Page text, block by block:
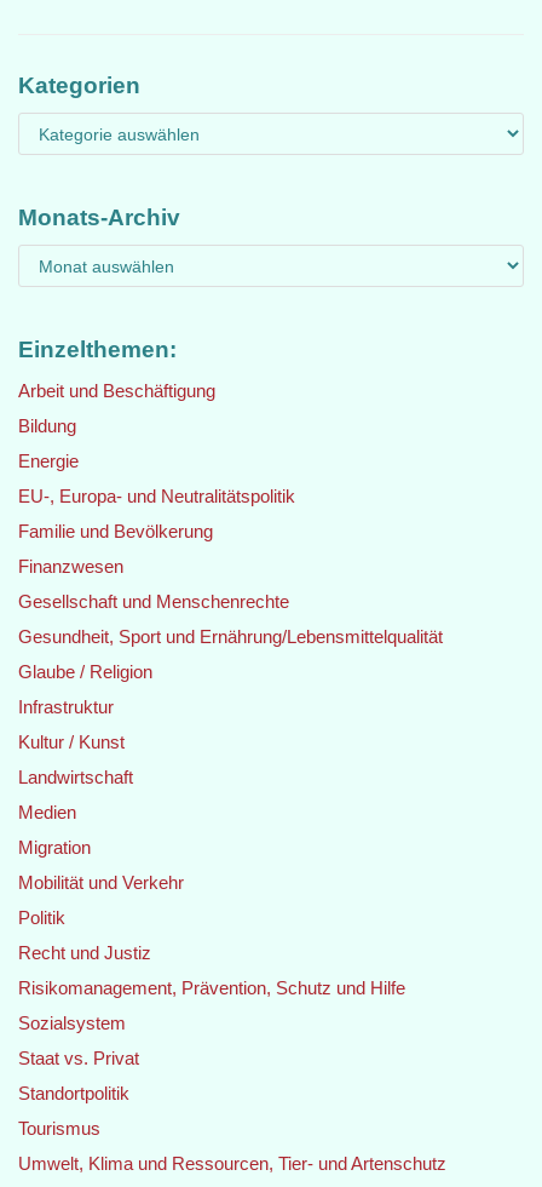
Kategorien
Monats-Archiv
Einzelthemen:
Arbeit und Beschäftigung
Bildung
Energie
EU-, Europa- und Neutralitätspolitik
Familie und Bevölkerung
Finanzwesen
Gesellschaft und Menschenrechte
Gesundheit, Sport und Ernährung/Lebensmittelqualität
Glaube / Religion
Infrastruktur
Kultur / Kunst
Landwirtschaft
Medien
Migration
Mobilität und Verkehr
Politik
Recht und Justiz
Risikomanagement, Prävention, Schutz und Hilfe
Sozialsystem
Staat vs. Privat
Standortpolitik
Tourismus
Umwelt, Klima und Ressourcen, Tier- und Artenschutz